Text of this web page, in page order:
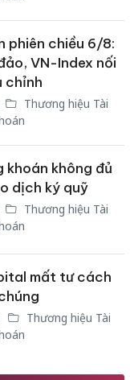
phiên chiều 6/8:
VN-Index nối
chỉnh
Thương hiệu Tài
khoán không đủ
dịch ký quỹ
Thương hiệu Tài
mất tư cách
Thương hiệu Tài